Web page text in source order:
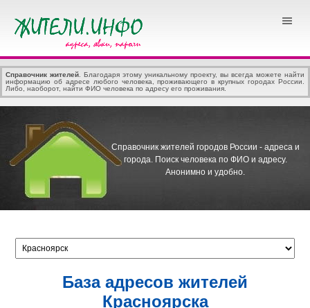
Справочник жителей . Благодаря этому уникальному проекту, вы всегда можете найти
информацию об адресе любого человека, проживающего в крупных городах России.
Либо, наоборот, найти ФИО человека по адресу его проживания.
Справочник жителей городов России - адреса и
города. Поиск человека по ФИО и адресу.
Анонимно и удобно.
База адресов жителей
Красноярска